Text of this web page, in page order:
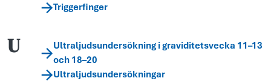
Triggerfinger
U
Ultraljudsundersökning i graviditetsvecka 11–13
och 18–20
Ultraljudsundersökningar